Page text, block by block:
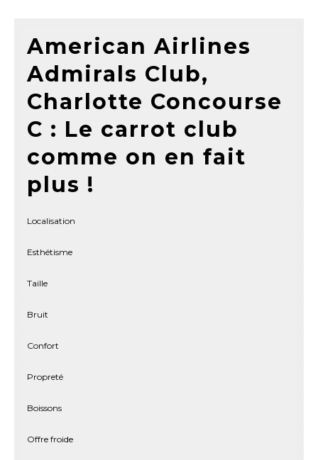
American Airlines
Admirals Club,
Charlotte Concourse
C : Le carrot club
comme on en fait
plus !
Localisation
Esthétisme
Taille
Bruit
Confort
Propreté
Boissons
Offre froide